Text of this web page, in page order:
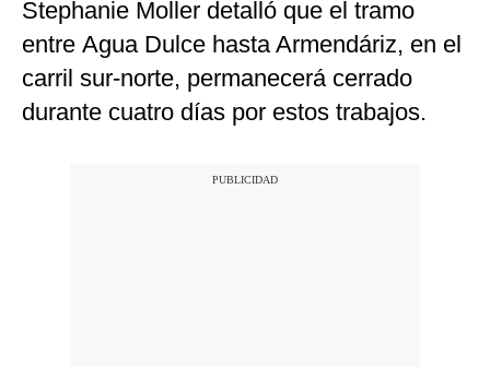
Stephanie Moller detalló que el tramo
entre Agua Dulce hasta Armendáriz, en el
carril sur-norte, permanecerá cerrado
durante cuatro días por estos trabajos.